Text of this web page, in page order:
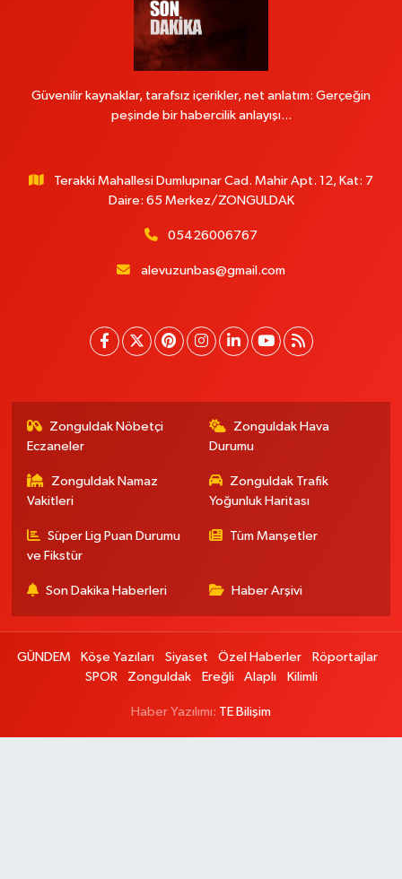
Güvenilir kaynaklar, tarafsız içerikler, net anlatım: Gerçeğin
peşinde bir habercilik anlayışı...
Terakki Mahallesi Dumlupınar Cad. Mahir Apt. 12, Kat: 7
Daire: 65 Merkez/ZONGULDAK
05426006767
alevuzunbas@gmail.com
Zonguldak Nöbetçi
Eczaneler
Zonguldak Hava
Durumu
Zonguldak Namaz
Vakitleri
Zonguldak Trafik
Yoğunluk Haritası
Süper Lig Puan Durumu
ve Fikstür
Tüm Manşetler
Son Dakika Haberleri Haber Arşivi
GÜNDEM Köşe Yazıları Siyaset Özel Haberler
Röportajlar
SPOR
Zonguldak Ereğli Alaplı Kilimli
Haber Yazılımı: TE Bilişim